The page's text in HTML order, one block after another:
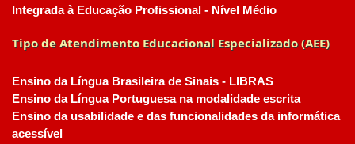
Integrada à Educação Profissional - Nível Médio
Tipo de Atendimento Educacional Especializado (AEE)
Ensino da Língua Brasileira de Sinais - LIBRAS
Ensino da Língua Portuguesa na modalidade escrita
Ensino da usabilidade e das funcionalidades da informática
acessível